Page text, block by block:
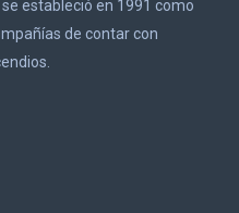
estableció en 1991 como
de contar con